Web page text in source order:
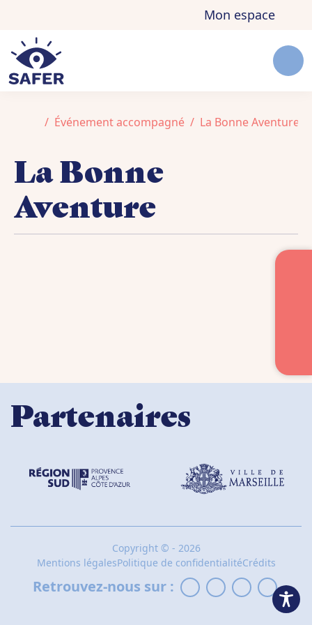
Mon espace
Accueil
Événement accompagné La Bonne Aventure
La Bonne
Aventure
Partenaires
Copyright © - 2026
Mentions légalesPolitique de confidentialitéCrédits
Retrouvez-nous sur :